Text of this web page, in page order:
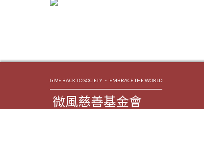
GIVE BACK TO SOCIETY ‧ EMBRACE THE WORLD
微風慈善基金會